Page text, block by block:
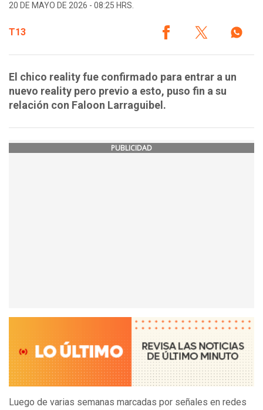
20 DE MAYO DE 2026 - 08:25 HRS.
T13
El chico reality fue confirmado para entrar a un
nuevo reality pero previo a esto, puso fin a su
relación con Faloon Larraguibel.
PUBLICIDAD
Luego de varias semanas marcadas por señales en redes